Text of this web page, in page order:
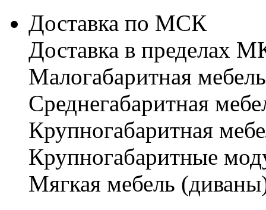
Доставка по МСК
Доставка в пределах
Малогабаритная
Cреднегабаритная
Крупногабаритная
Крупногабаритные
Мягкая мебель